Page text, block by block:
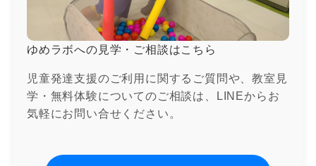
ゆめラボへの見学・ご相談はこちら
児童発達支援のご利用に関するご質問や、教室見
学・無料体験についてのご相談は、LINEからお
気軽にお問い合せください。